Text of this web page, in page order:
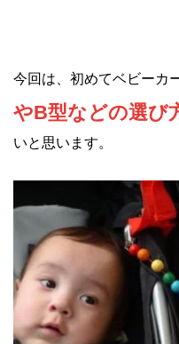
今回は、初めてベビーカ
やB型などの選び
いと思います。